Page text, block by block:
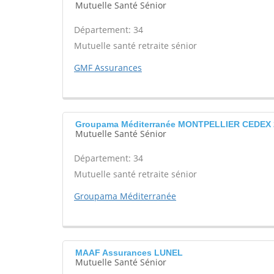
Mutuelle Santé Sénior
Département: 34
Mutuelle santé retraite sénior
GMF Assurances
Groupama Méditerranée MONTPELLIER CEDEX
Mutuelle Santé Sénior
Département: 34
Mutuelle santé retraite sénior
Groupama Méditerranée
MAAF Assurances LUNEL
Mutuelle Santé Sénior